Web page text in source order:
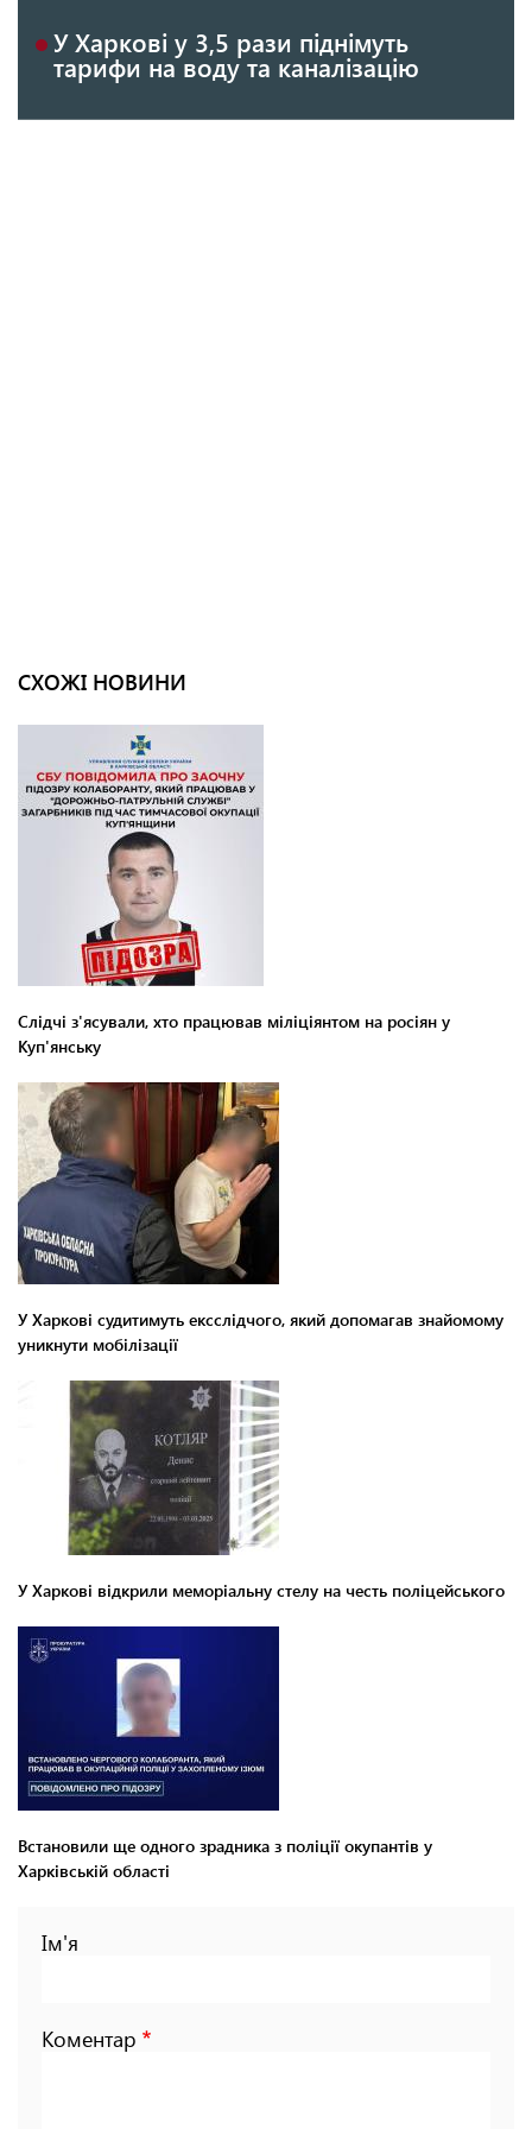
У Харкові у 3,5 рази піднімуть
тарифи на воду та каналізацію
СХОЖІ НОВИНИ
Слідчі з'ясували, хто працював міліціянтом на росіян у
Куп'янську
У Харкові судитимуть ексслідчого, який допомагав знайомому
уникнути мобілізації
У Харкові відкрили меморіальну стелу на честь поліцейського
Встановили ще одного зрадника з поліції окупантів у
Харківській області
Ім'я
Коментар